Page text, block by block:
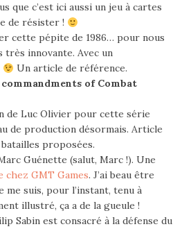
que c’est ici aussi un jeu à cartes
de résister !
cette pépite de 1986… pour nous
innovante. Avec un
Un article de référence.
commandments of Combat
de Luc Olivier pour cette série
de production désormais. Article
proposées.
Guénette (salut, Marc !). Une
chez GMT Games. J’ai beau être
suis, pour l’instant, tenu à
illustré, ça a de la gueule !
Sabin est consacré à la défense du